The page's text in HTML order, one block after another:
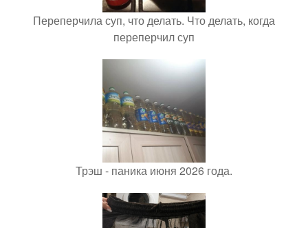
Переперчила суп, что делать. Что делать, когда
переперчил суп
Трэш - паника июня 2026 года.